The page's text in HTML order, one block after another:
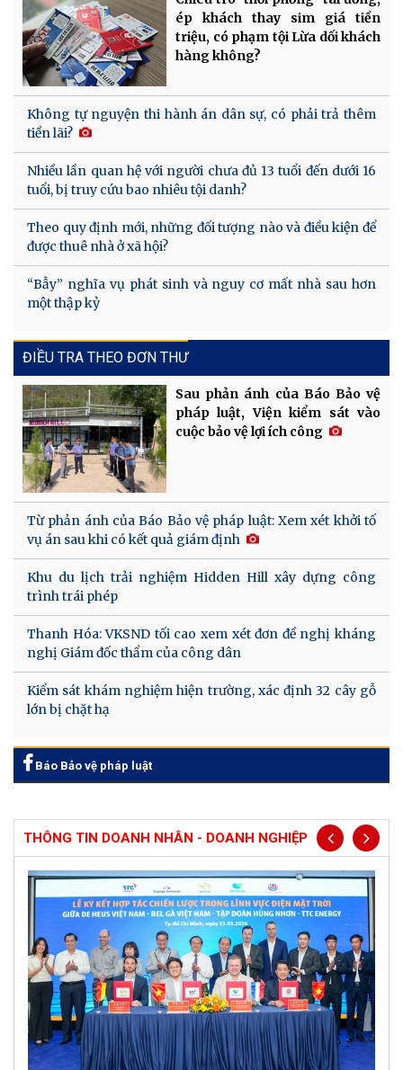
ép khách thay sim giá tiền
triệu, có phạm tội Lừa dối khách
hàng không?
Không tự nguyện thi hành án dân sự, có phải trả thêm
tiền lãi?
Nhiều lần quan hệ với người chưa đủ 13 tuổi đến dưới 16
tuổi, bị truy cứu bao nhiêu tội danh?
Theo quy định mới, những đối tượng nào và điều kiện để
được thuê nhà ở xã hội?
“Bẫy” nghĩa vụ phát sinh và nguy cơ mất nhà sau hơn
một thập kỷ
ĐIỀU TRA THEO ĐƠN THƯ
Sau phản ánh của Báo Bảo vệ
pháp luật, Viện kiểm sát vào
cuộc bảo vệ lợi ích công
Từ phản ánh của Báo Bảo vệ pháp luật: Xem xét khởi tố
vụ án sau khi có kết quả giám định
Khu du lịch trải nghiệm Hidden Hill xây dựng công
trình trái phép
Thanh Hóa: VKSND tối cao xem xét đơn đề nghị kháng
nghị Giám đốc thẩm của công dân
Kiểm sát khám nghiệm hiện trường, xác định 32 cây gỗ
lớn bị chặt hạ
Báo Bảo vệ pháp luật
THÔNG TIN DOANH NHÂN - DOANH NGHIỆP